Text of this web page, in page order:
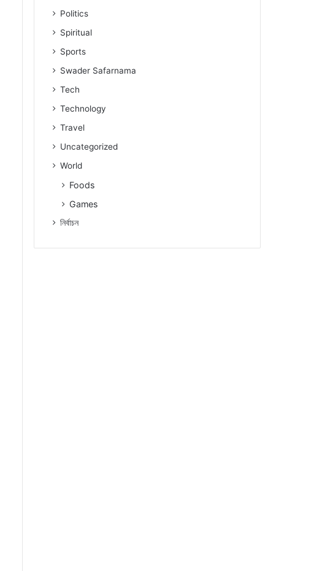
Politics
Spiritual
Sports
Swader Safarnama
Tech
Technology
Travel
Uncategorized
World
Foods
Games
নিৰ্বাচন